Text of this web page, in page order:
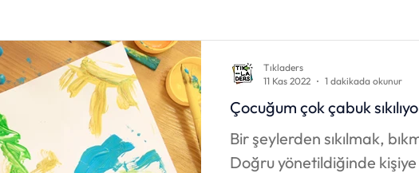
Özel Ders İngilizce Çocuk Sağlığı
Ergenlik Dönemi Tuvalet Eğitimi Teknoloji
Çocuğum çok çabuk
Bir şeylerden sıkılmak,
Doğru yönetildiğinde
Tıkladers
11 Kas 2022
1 dakikada okunur